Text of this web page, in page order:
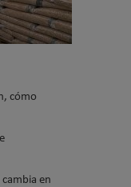
cómo
en